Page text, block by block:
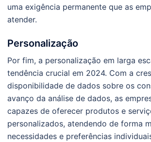
uma exigência permanente que as
atender.
Personalização
Por fim, a personalização em larga
tendência crucial em 2024. Com a
disponibilidade de dados sobre os
avanço da análise de dados, as
capazes de oferecer produtos e
personalizados, atendendo de forma
necessidades e preferências